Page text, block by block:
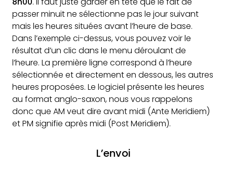
passer minuit ne sélectionne pas le jour suivant
mais les heures situées avant l’heure de base.
Dans l’exemple ci-dessus, vous pouvez voir le
résultat d’un clic dans le menu déroulant de
l’heure. La première ligne correspond à l’heure
sélectionnée et directement en dessous, les autres
heures proposées. Le logiciel présente les heures
au format anglo-saxon, nous vous rappelons
donc que AM veut dire avant midi (Ante Meridiem)
et PM signifie après midi (Post Meridiem).
L’envoi